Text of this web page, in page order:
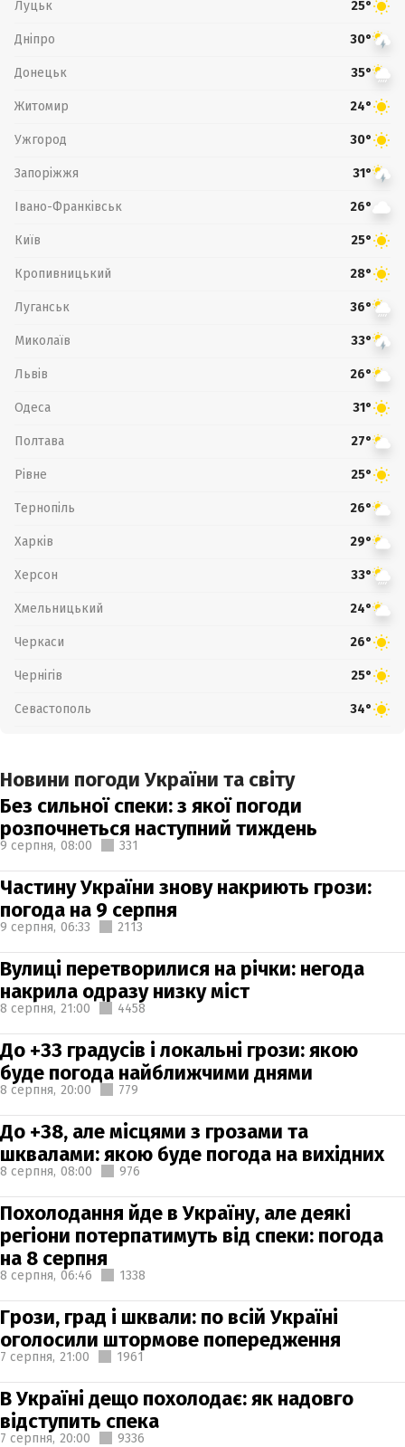
Луцьк 25°
Дніпро 30°
Донецьк 35°
Житомир 24°
Ужгород 30°
Запоріжжя 31°
Івано-Франківськ 26°
Київ 25°
Кропивницький 28°
Луганськ 36°
Миколаїв 33°
Львів 26°
Одеса 31°
Полтава 27°
Рівне 25°
Тернопіль 26°
Харків 29°
Херсон 33°
Хмельницький 24°
Черкаси 26°
Чернігів 25°
Севастополь 34°
Новини погоди України та світу
Без сильної спеки: з якої погоди
розпочнеться наступний тиждень
9 серпня, 08:00 331
Частину України знову накриють грози:
погода на 9 серпня
9 серпня, 06:33 2113
Вулиці перетворилися на річки: негода
накрила одразу низку міст
8 серпня, 21:00 4458
До +33 градусів і локальні грози: якою
буде погода найближчими днями
8 серпня, 20:00 779
До +38, але місцями з грозами та
шквалами: якою буде погода на вихідних
8 серпня, 08:00 976
Похолодання йде в Україну, але деякі
регіони потерпатимуть від спеки: погода
на 8 серпня
8 серпня, 06:46 1338
Грози, град і шквали: по всій Україні
оголосили штормове попередження
7 серпня, 21:00 1961
В Україні дещо похолодає: як надовго
відступить спека
7 серпня, 20:00 9336